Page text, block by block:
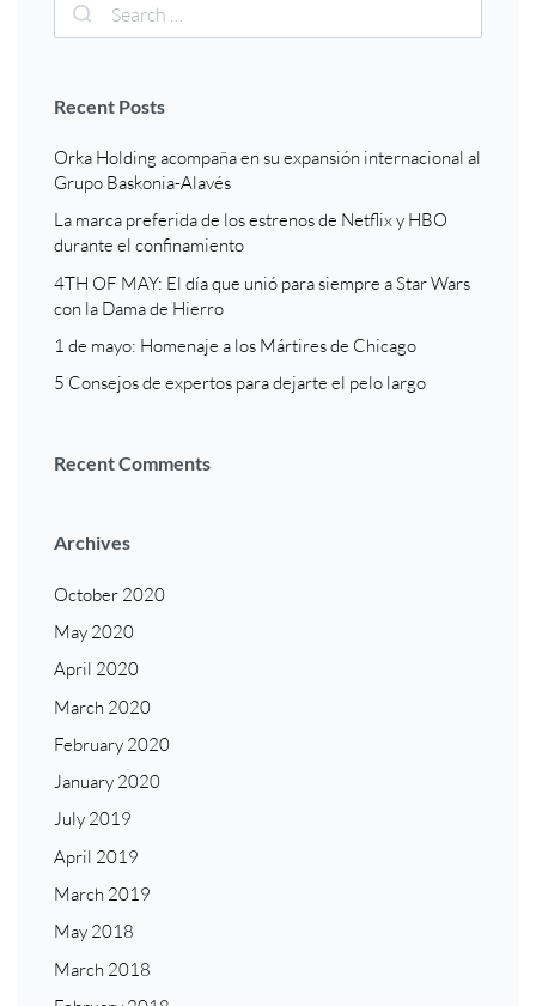
Recent Posts
Orka Holding acompaña en su expansión internacional al
Grupo Baskonia-Alavés
La marca preferida de los estrenos de Netflix y HBO
durante el confinamiento
4TH OF MAY: El día que unió para siempre a Star Wars
con la Dama de Hierro
1 de mayo: Homenaje a los Mártires de Chicago
5 Consejos de expertos para dejarte el pelo largo
Recent Comments
Archives
October 2020
May 2020
April 2020
March 2020
February 2020
January 2020
July 2019
April 2019
March 2019
May 2018
March 2018